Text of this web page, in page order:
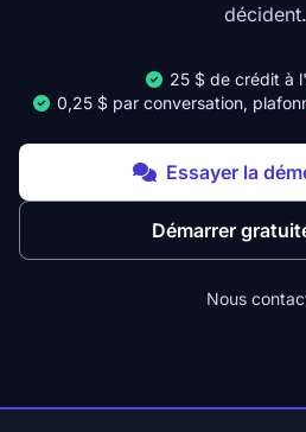
décident.
25 $ de crédit à
0,25 $ par conversation,
Essayer la
Démarrer
Nous